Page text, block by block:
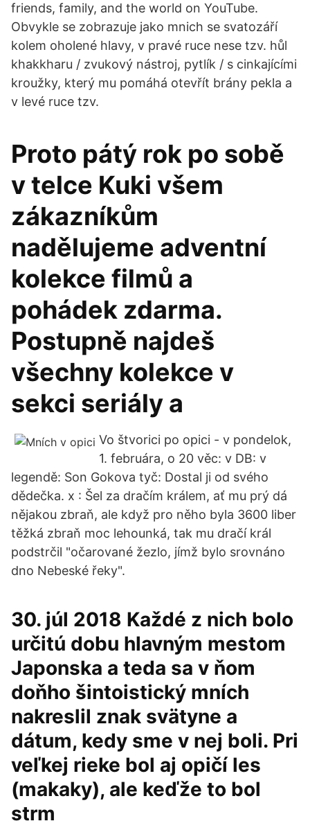
friends, family, and the world on YouTube.
Obvykle se zobrazuje jako mnich se svatozáří
kolem oholené hlavy, v pravé ruce nese tzv. hůl
khakkharu / zvukový nástroj, pytlík / s cinkajícími
kroužky, který mu pomáhá otevřít brány pekla a
v levé ruce tzv.
Proto pátý rok po sobě
v telce Kuki všem
zákazníkům
nadělujeme adventní
kolekce filmů a
pohádek zdarma.
Postupně najdeš
všechny kolekce v
sekci seriály a
Vo štvorici po opici - v pondelok,
1. februára, o 20 věc: v DB: v
legendě: Son Gokova tyč: Dostal ji od svého
dědečka. x : Šel za dračím králem, ať mu prý dá
nějakou zbraň, ale když pro něho byla 3600 liber
těžká zbraň moc lehounká, tak mu dračí král
podstrčil "očarované žezlo, jímž bylo srovnáno
dno Nebeské řeky".
30. júl 2018 Každé z nich bolo
určitú dobu hlavným mestom
Japonska a teda sa v ňom
doňho šintoistický mních
nakreslil znak svätyne a
dátum, kedy sme v nej boli. Pri
veľkej rieke bol aj opičí les
(makaky), ale keďže to bol
strm